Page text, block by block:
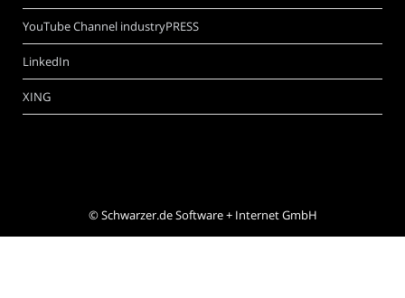
YouTube Channel industryPRESS
LinkedIn
XING
©Schwarzer.de Software + Internet GmbH